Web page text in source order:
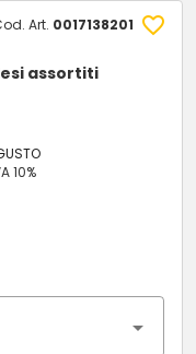
Art. 0017138201
assortiti
10%